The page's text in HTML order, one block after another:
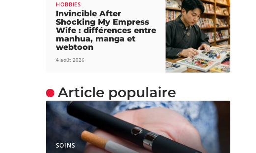
HOBBIES
Invincible After
Shocking My Empress
Wife : différences entre
manhua, manga et
webtoon
4 août 2026
Article populaire
SOINS